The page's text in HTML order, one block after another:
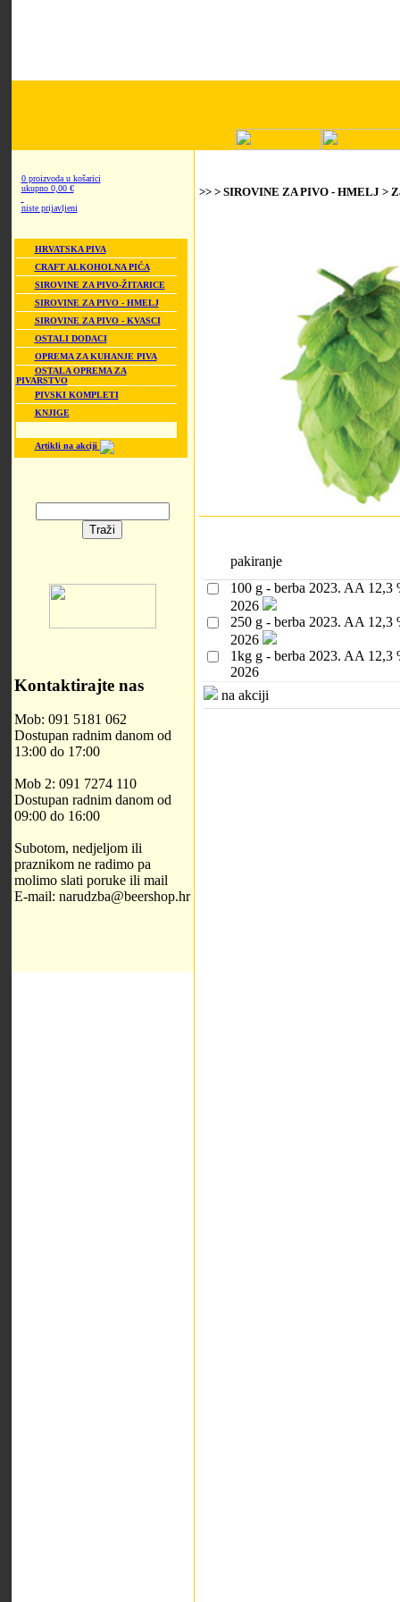
0 proizvoda u košarici
ukupno 0,00 €
niste prijavljeni
HRVATSKA PIVA
CRAFT ALKOHOLNA PIĆA
SIROVINE ZA PIVO-ŽITARICE
SIROVINE ZA PIVO - HMELJ
SIROVINE ZA PIVO - KVASCI
OSTALI DODACI
OPREMA ZA KUHANJE PIVA
OSTALA OPREMA ZA
PIVARSTVO
PIVSKI KOMPLETI
KNJIGE
Artikli na akciji
Kontaktirajte nas
Mob: 091 5181 062
Dostupan radnim danom od
13:00 do 17:00
Mob 2: 091 7274 110
Dostupan radnim danom od
09:00 do 16:00
Subotom, nedjeljom ili
praznikom ne radimo pa
molimo slati poruke ili mail
E-mail: narudzba@beershop.hr
>> > SIROVINE ZA PIVO - HMELJ >
pakiranje
100 g - berba 2023. AA 12,3
2026
250 g - berba 2023. AA 12,3
2026
1kg g - berba 2023. AA 12,3
2026
na akciji